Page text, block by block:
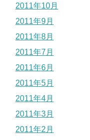
2011年10月
2011年9月
2011年8月
2011年7月
2011年6月
2011年5月
2011年4月
2011年3月
2011年2月